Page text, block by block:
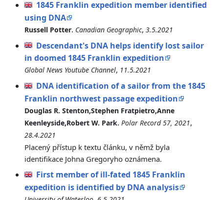
1845 Franklin expedition member identified
using DNA
Russell Potter. Canadian Geographic, 3.5.2021
Descendant's DNA helps identify lost sailor
in doomed 1845 Franklin expedition
Global News Youtube Channel, 11.5.2021
DNA identification of a sailor from the 1845
Franklin northwest passage expedition
Douglas R. Stenton,Stephen Fratpietro,Anne
Keenleyside,Robert W. Park. Polar Record 57, 2021,
28.4.2021
Placený přístup k textu článku, v němž byla
identifikace Johna Gregoryho oznámena.
First member of ill-fated 1845 Franklin
expedition is identified by DNA analysis